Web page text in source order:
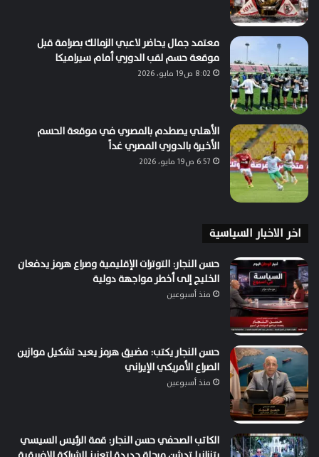
معتمد جمال يحاضر لاعبي الزمالك بصرامة قبل
موقعة حسم لقب الدوري أمام سيراميكا
8:02 ص19 مايو، 2026
الأهلي يصطدم بالمصري في موقعة الحسم
الأخيرة بالدوري المصري غداً
6:57 ص19 مايو، 2026
اخر الاخبار السياسية
حسن النجار: التوترات الإقليمية وصراع هرمز يدفعان
الخليج إلى أخطر مواجهة دولية
منذ أسبوعين
حسن النجار يكتب: مضيق هرمز يعيد تشكيل موازين
الصراع الأمريكي الإيراني
منذ أسبوعين
الكاتب الصحفي حسن النجار: قمة الرئيس السيسي